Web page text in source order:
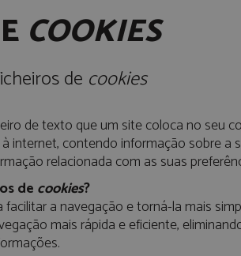
COOKIES​
de cookies
de texto que um site coloca no seu
internet, contendo informação sobre a
relacionada com as suas
de cookies?
a navegação e torná-la mais
mais rápida e eficiente,